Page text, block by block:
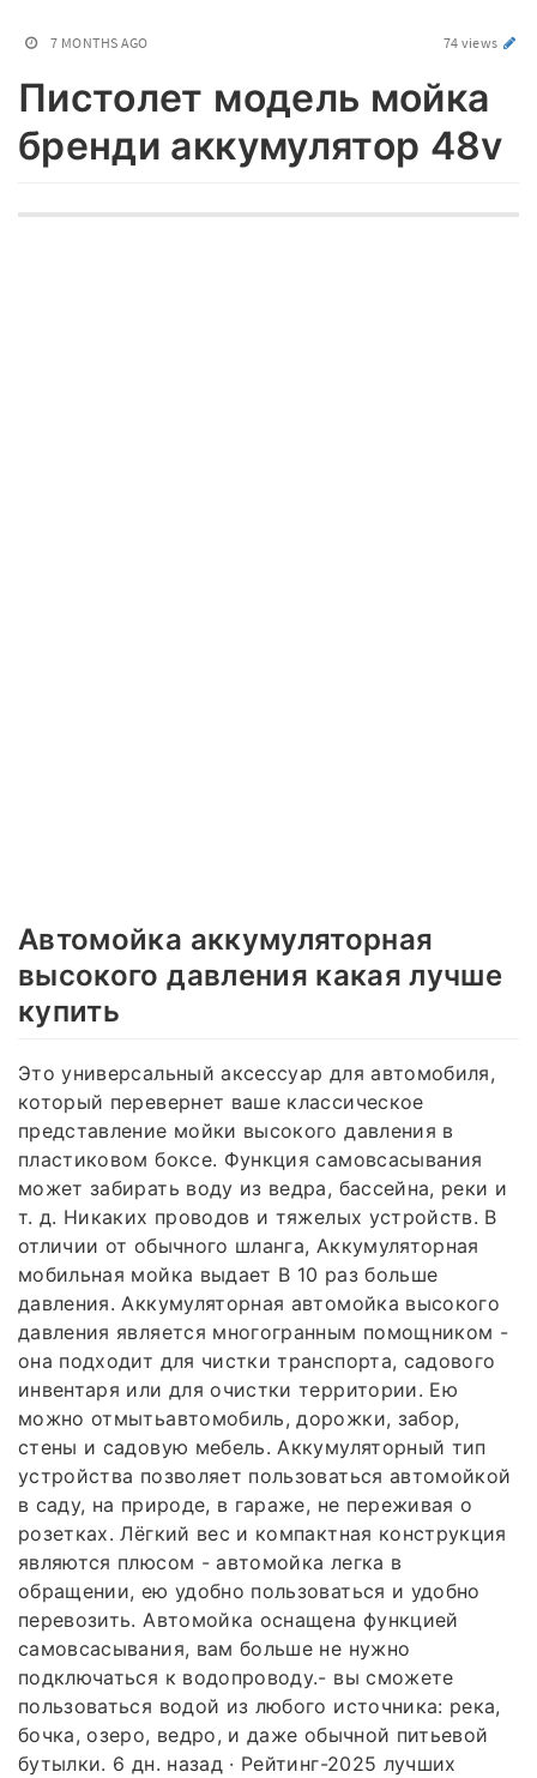
7 MONTHS AGO 74 views
Пистолет модель мойка
бренди аккумулятор 48v
Автомойка аккумуляторная
высокого давления какая лучше
купить
Это универсальный аксессуар для автомобиля,
который перевернет ваше классическое
представление мойки высокого давления в
пластиковом боксе. Функция самовсасывания
может забирать воду из ведра, бассейна, реки и
т. д. Никаких проводов и тяжелых устройств. В
отличии от обычного шланга, Аккумуляторная
мобильная мойка выдает В 10 раз больше
давления. Аккумуляторная автомойка высокого
давления является многогранным помощником -
она подходит для чистки транспорта, садового
инвентаря или для очистки территории. Ею
можно отмытьавтомобиль, дорожки, забор,
стены и садовую мебель. Аккумуляторный тип
устройства позволяет пользоваться автомойкой
в саду, на природе, в гараже, не переживая о
розетках. Лёгкий вес и компактная конструкция
являются плюсом - автомойка легка в
обращении, ею удобно пользоваться и удобно
перевозить. Автомойка оснащена функцией
самовсасывания, вам больше не нужно
подключаться к водопроводу.- вы сможете
пользоваться водой из любого источника: река,
бочка, озеро, ведро, и даже обычной питьевой
бутылки. 6 дн. назад · Рейтинг-2025 лучших